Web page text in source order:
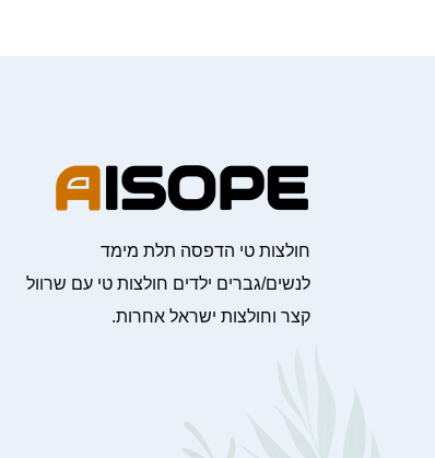
חולצות טי הדפסה תלת מימד
לנשים/גברים ילדים חולצות טי עם שרוול
קצר וחולצות ישראל אחרות.